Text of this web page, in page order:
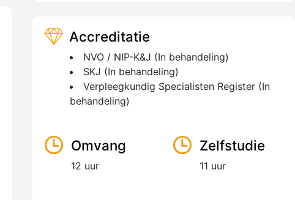
Accreditatie
NVO / NIP-K&J (In behandeling)
SKJ (In behandeling)
Verpleegkundig Specialisten Register (In
behandeling)
Omvang
12 uur
Zelfstudie
11 uur